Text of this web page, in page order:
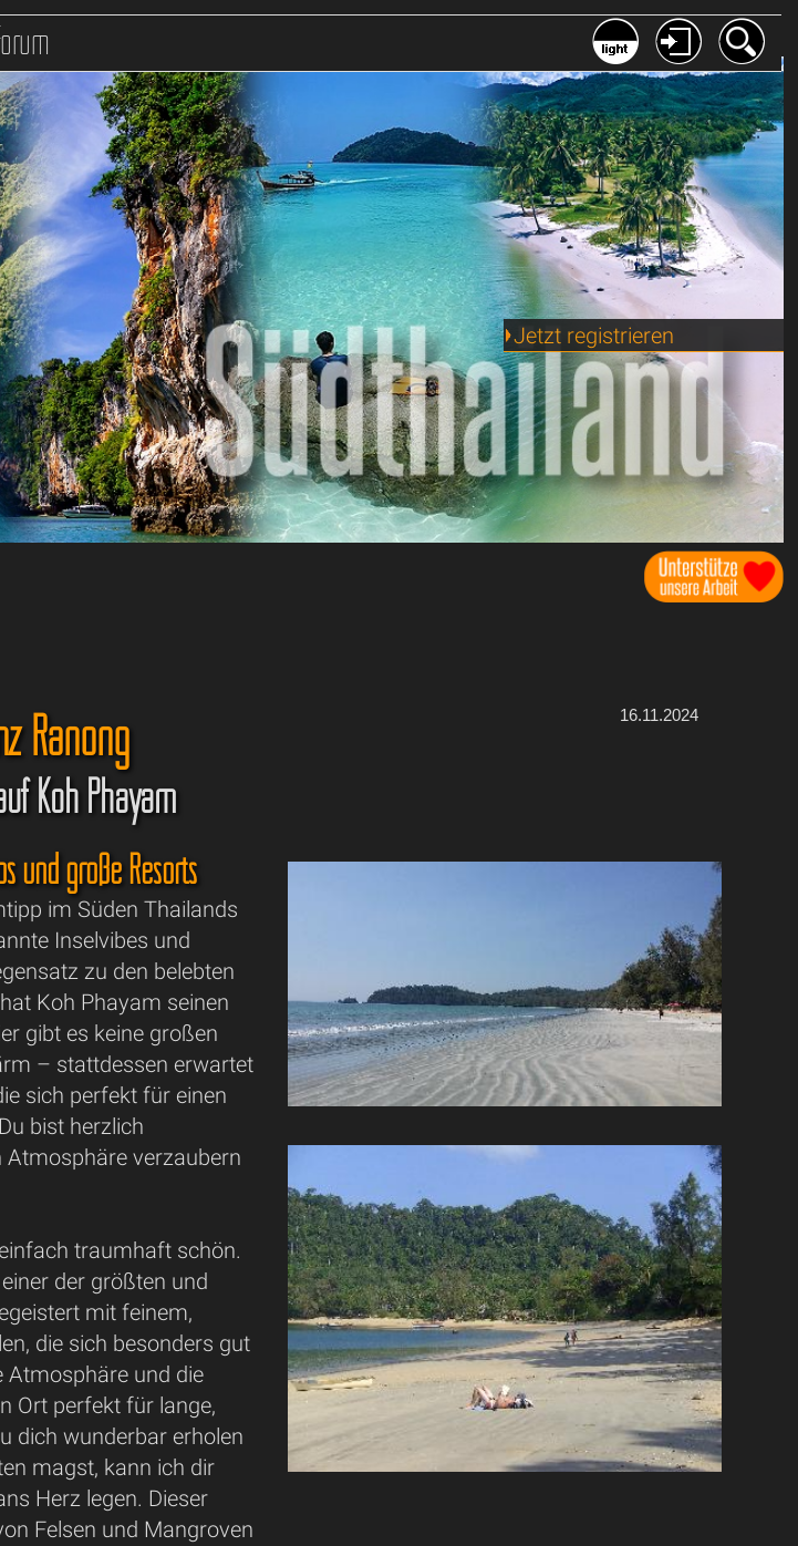
Jetzt registrieren
16.11.2024
Ranong
Koh Phayam
und große Resorts
im Süden Thailands
Inselvibes und
zu den belebten
Koh Phayam seinen
gibt es keine großen
– stattdessen erwartet
sich perfekt für einen
bist herzlich
Atmosphäre verzaubern
traumhaft schön.
der größten und
mit feinem,
die sich besonders gut
Atmosphäre und die
Ort perfekt für lange,
dich wunderbar erholen
magst, kann ich dir
Herz legen. Dieser
Felsen und Mangroven